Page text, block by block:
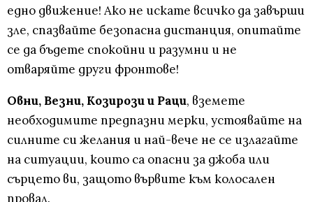
едно движение! Ако не искате всичко да завърши
зле, спазвайте безопасна дистанция, опитайте
се да бъдете спокойни и разумни и не
отваряйте други фронтове!
Овни, Везни, Козирози и Раци, вземете
необходимите предпазни мерки, устоявайте на
силните си желания и най-вече не се излагайте
на ситуации, които са опасни за джоба или
сърцето ви, защото вървите към колосален
провал.